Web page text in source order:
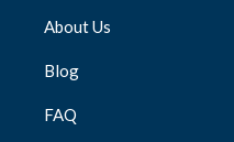
About Us
Blog
FAQ